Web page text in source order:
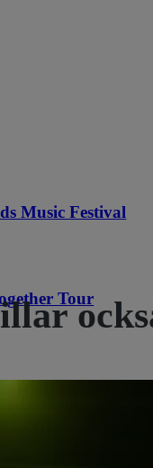
Music Festival
Tour